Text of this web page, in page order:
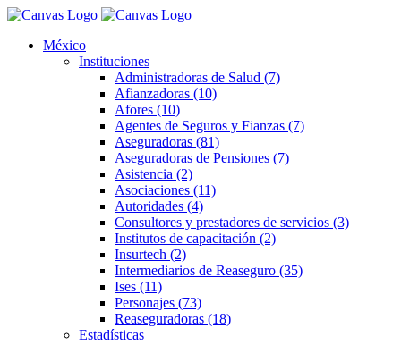
México
Instituciones
Administradoras de Salud (7)
Afianzadoras (10)
Afores (10)
Agentes de Seguros y Fianzas (7)
Aseguradoras (81)
Aseguradoras de Pensiones (7)
Asistencia (2)
Asociaciones (11)
Autoridades (4)
Consultores y prestadores de servicios (3)
Institutos de capacitación (2)
Insurtech (2)
Intermediarios de Reaseguro (35)
Ises (11)
Personajes (73)
Reaseguradoras (18)
Estadísticas